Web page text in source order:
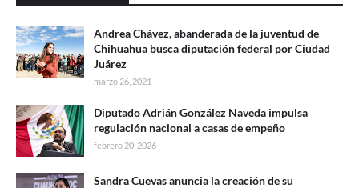
Andrea Chávez, abanderada de la juventud de
Chihuahua busca diputación federal por Ciudad
Juárez
marzo 26, 2021
Diputado Adrián González Naveda impulsa
regulación nacional a casas de empeño
febrero 20, 2026
Sandra Cuevas anuncia la creación de su